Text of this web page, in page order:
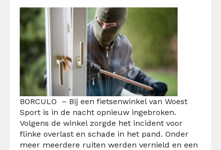
BORCULO – Bij een fietsenwinkel van Woest
Sport is in de nacht opnieuw ingebroken.
Volgens de winkel zorgde het incident voor
flinke overlast en schade in het pand. Onder
meer meerdere ruiten werden vernield en een